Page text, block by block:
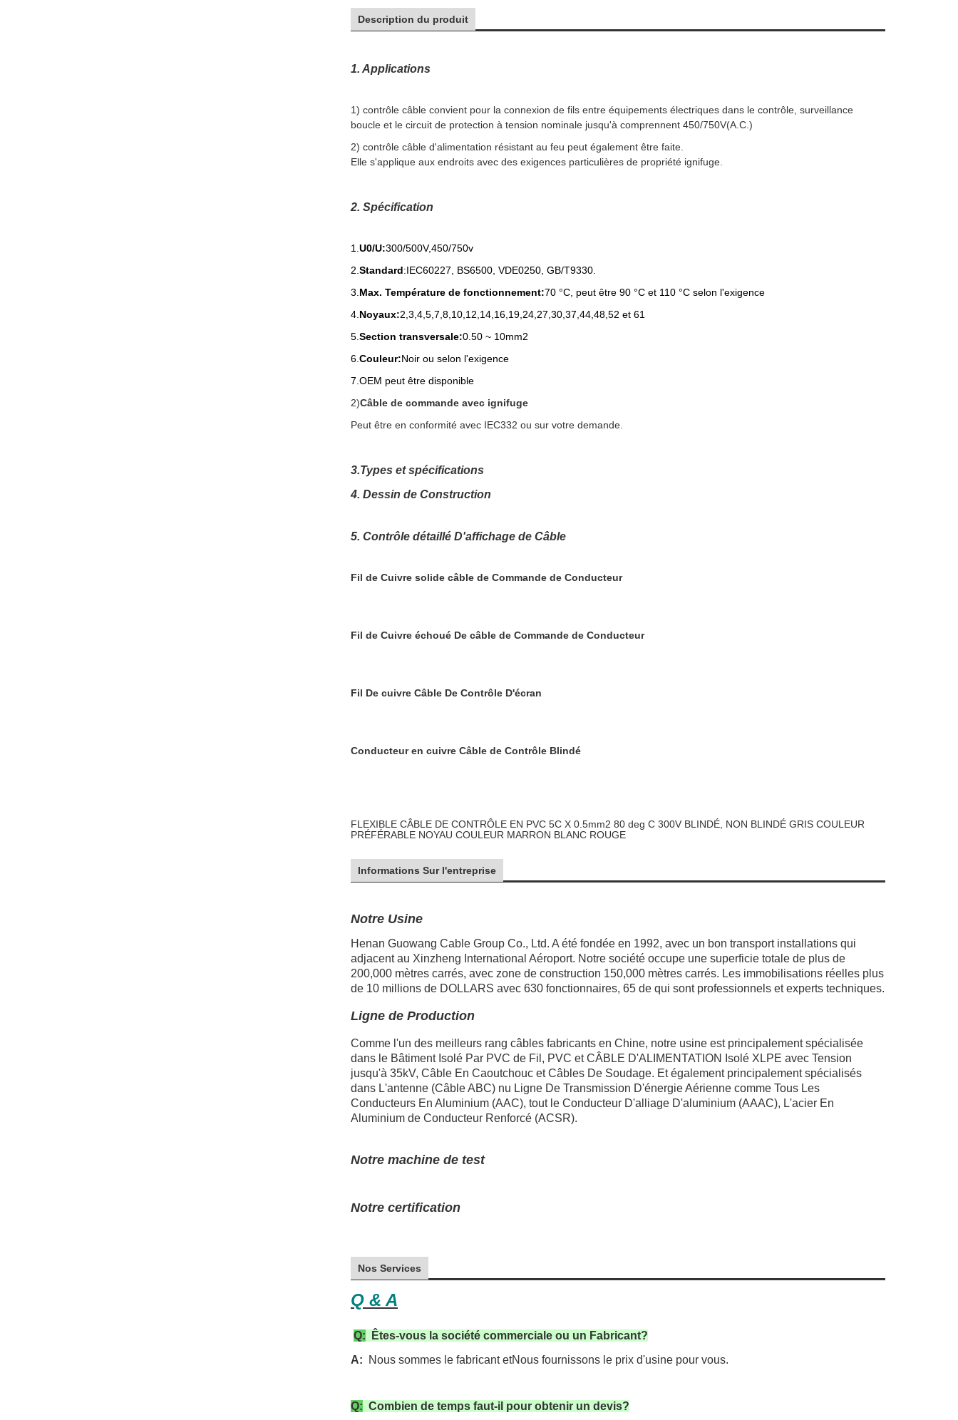
Description du produit
1. Applications
1) contrôle câble convient pour la connexion de fils entre équipements électriques dans le contrôle, surveillance
boucle et le circuit de protection à tension nominale jusqu'à comprennent 450/750V(A.C.)
2) contrôle câble d'alimentation résistant au feu peut également être faite.
Elle s'applique aux endroits avec des exigences particulières de propriété ignifuge.
2. Spécification
1 U0/U:300/500V,450/750v
2. Standard:IEC60227, BS6500, VDE0250, GB/T9330.
3. Max. Température de fonctionnement:70 °C, peut être 90 °C et 110 °C selon l'exigence
4. Noyaux:2,3,4,5, 7,8,10,12,14,16,19,24,27,30,37,44,48,52 et 61
5. Section transversale:0.50 ~ 10mm2
6. Couleur:Noir ou selon l'exigence
7. OEM peut être disponible
2)Câble de commande avec ignifuge
Peut être en conformité avec IEC332 ou sur votre demande.
3.Types et spécifications
4. Dessin de Construction
5. Contrôle détaillé D'affichage de Câble
Fil de Cuivre solide câble de Commande de Conducteur
Fil de Cuivre échoué De câble de Commande de Conducteur
Fil De cuivre Câble De Contrôle D'écran
Conducteur en cuivre Câble de Contrôle Blindé
FLEXIBLE CÂBLE DE CONTRÔLE EN PVC 5C X 0.5mm2 80 deg C 300V BLINDÉ, NON BLINDÉ GRIS COULEUR
PRÉFÉRABLE NOYAU COULEUR MARRON BLANC ROUGE
Informations Sur l'entreprise
Notre Usine
Henan Guowang Cable Group Co., Ltd. A été fondée en 1992, avec un bon transport installations qui
adjacent au Xinzheng International Aéroport. Notre société occupe une superficie totale de plus de
200,000 mètres carrés, avec zone de construction 150,000 mètres carrés. Les immobilisations réelles plus
de 10 millions de DOLLARS avec 630 fonctionnaires, 65 de qui sont professionnels et experts techniques.
Ligne de Production
Comme l'un des meilleurs rang câbles fabricants en Chine, notre usine est principalement spécialisée
dans le Bâtiment Isolé Par PVC de Fil, PVC et CÂBLE D'ALIMENTATION Isolé XLPE avec Tension
jusqu'à 35kV, Câble En Caoutchouc et Câbles De Soudage. Et également principalement spécialisés
dans L'antenne (Câble ABC) nu Ligne De Transmission D'énergie Aérienne comme Tous Les
Conducteurs En Aluminium (AAC), tout le Conducteur D'alliage D'aluminium (AAAC), L'acier En
Aluminium de Conducteur Renforcé (ACSR).
Notre machine de test
Notre certification
Nos Services
Q & A
Q:
Êtes-vous la société commerciale ou un Fabricant?
A:
Nous sommes le fabricant etNous fournissons le prix d'usine pour vous.
Q: Combien de temps faut-il pour obtenir un devis?